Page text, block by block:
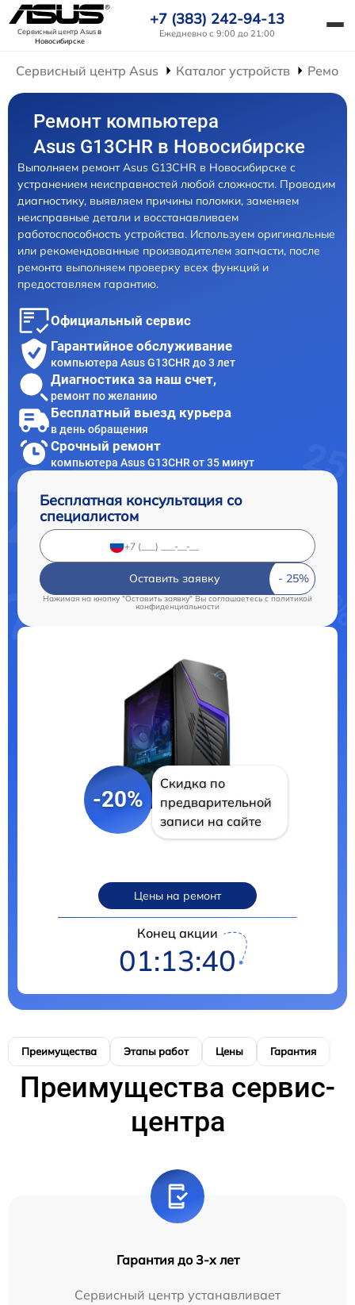
Сервисный центр Asusв
Новосибирске
+7 (383) 242-94-13
Ежедневно с 9:00 до 21:00
Сервисный центр Asus Каталог устройств
Ремонт компьютера
Asus G13CHR в Новосибирске
Выполняем ремонт Asus G13CHR в Новосибирске с
устранением неисправностей любой сложности. Проводим
диагностику, выявляем причины поломки, заменяем
неисправные детали и восстанавливаем
работоспособность устройства. Используем оригинальные
или рекомендованные производителем запчасти, после
ремонта выполняем проверку всех функций и
предоставляем гарантию.
Официальный сервис
Гарантийное обслуживание
компьютера Asus G13CHR до 3 лет
Диагностика за наш счет,
ремонт по желанию
Бесплатный выезд курьера
в день обращения
Срочный ремонт
компьютера Asus G13CHR от 35 минут
Бесплатная консультация со
специалистом
Оставить заявку
Нажимая на кнопку "Оставить заявку" Вы соглашаетесь c политикой
конфиденциальности
-20%
Скидка по
предварительной
записи на сайте
Цены на ремонт
Конец акции
01:13:38
Преимущества Этапы работ Цены Гарантия
Преимущества сервис-
центра
Гарантия до 3-х лет
Сервисный центр устанавливает